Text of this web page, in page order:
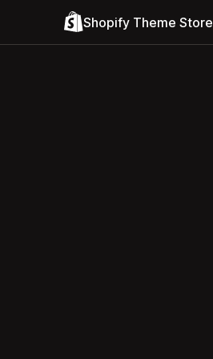
Shopify Theme Store